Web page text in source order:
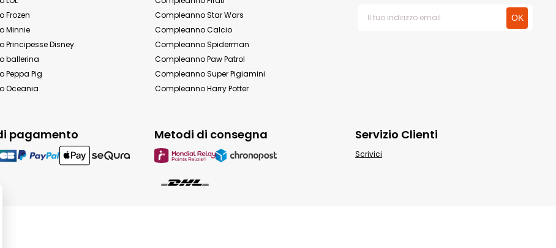
Frozen
Minnie
Principesse Disney
ballerina
Peppa Pig
Oceania
Compleanno Star Wars
Compleanno Calcio
Compleanno Spiderman
Compleanno Paw Patrol
Compleanno Super Pigiamini
Compleanno Harry Potter
pagamento Metodi di consegna Servizio Clienti
Scrivici